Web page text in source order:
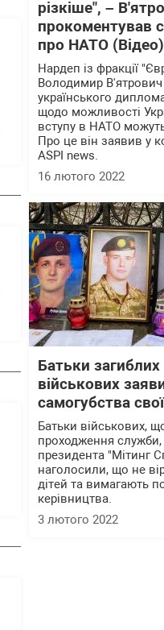
різкіше", –
прокоментував
про НАТО (Відео)
Нардеп із фракції
Володимир
українського
щодо можливості
вступу в НАТО
Про це він заявив у
ASPI news.
16 лютого 2022
Батьки
військових
самогубства
Батьки військових,
проходження
президента "Мітинг
наголосили, що не
дітей та вимагають
керівництва.
3 лютого 2022